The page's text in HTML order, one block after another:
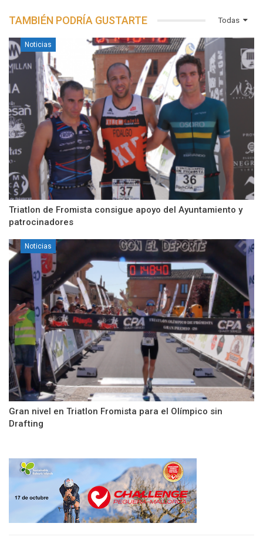
Todas
TAMBIÉN PODRÍA GUSTARTE
Noticias
Triatlon de Fromista consigue apoyo del Ayuntamiento y
patrocinadores
Noticias
Gran nivel en Triatlon Fromista para el Olímpico sin
Drafting